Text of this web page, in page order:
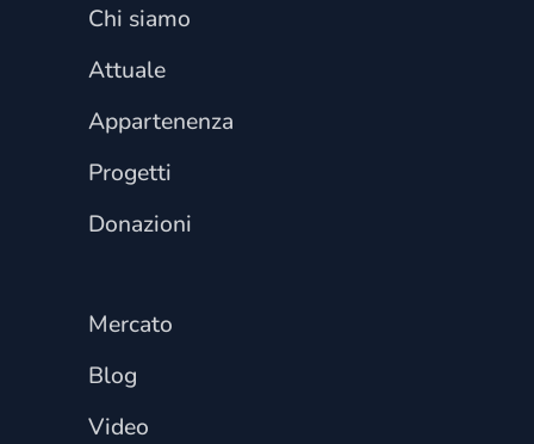
Chi siamo
Attuale
Appartenenza
Progetti
Donazioni
Mercato
Blog
Video